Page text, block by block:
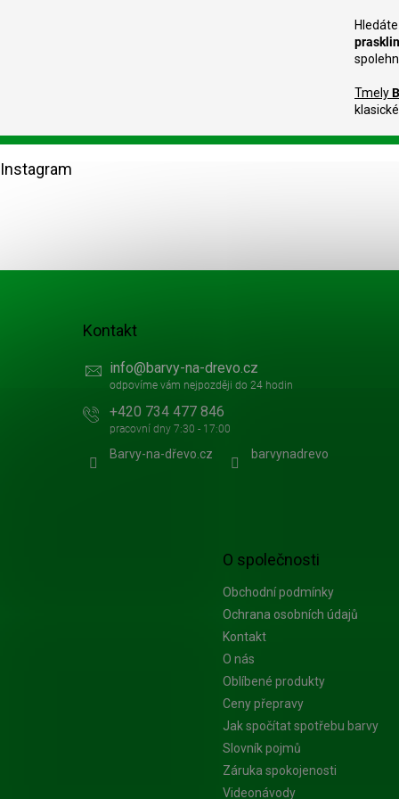
Tmely
Z
áInstagram
O společnosti
Obchodní podmínky
Ochrana osobních údajů
Kontakt
O nás
Oblíbené produkty
Ceny přepravy
Jak spočítat spotřebu barvy
Slovník pojmů
Záruka spokojenosti
Videonávody
Kontakt
info@barvy-na-drevo.cz
+420 734 477 846
Barvy-na-dřevo.cz barvynadrevo